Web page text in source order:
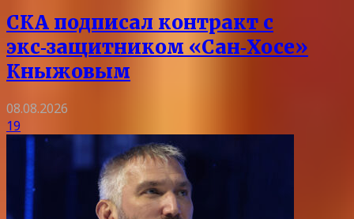
СКА подписал контракт с
экс‑защитником «Сан‑Хосе»
Кныжовым
08.08.2026
19